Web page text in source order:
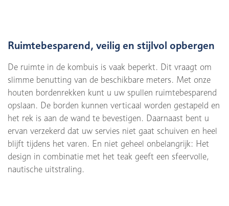
Ruimtebesparend, veilig en stijlvol opbergen
De ruimte in de kombuis is vaak beperkt. Dit vraagt om
slimme benutting van de beschikbare meters. Met onze
houten bordenrekken kunt u uw spullen ruimtebesparend
opslaan. De borden kunnen verticaal worden gestapeld en
het rek is aan de wand te bevestigen. Daarnaast bent u
ervan verzekerd dat uw servies niet gaat schuiven en heel
blijft tijdens het varen. En niet geheel onbelangrijk: Het
design in combinatie met het teak geeft een sfeervolle,
nautische uitstraling.